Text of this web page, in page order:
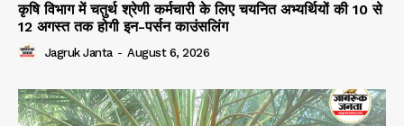
कृषि विभाग में चतुर्थ श्रेणी कर्मचारी के लिए चयनित अभ्यर्थियों की 10 से
12 अगस्त तक होगी इन-पर्सन काउंसलिंग
Jagruk Janta - August 6, 2026